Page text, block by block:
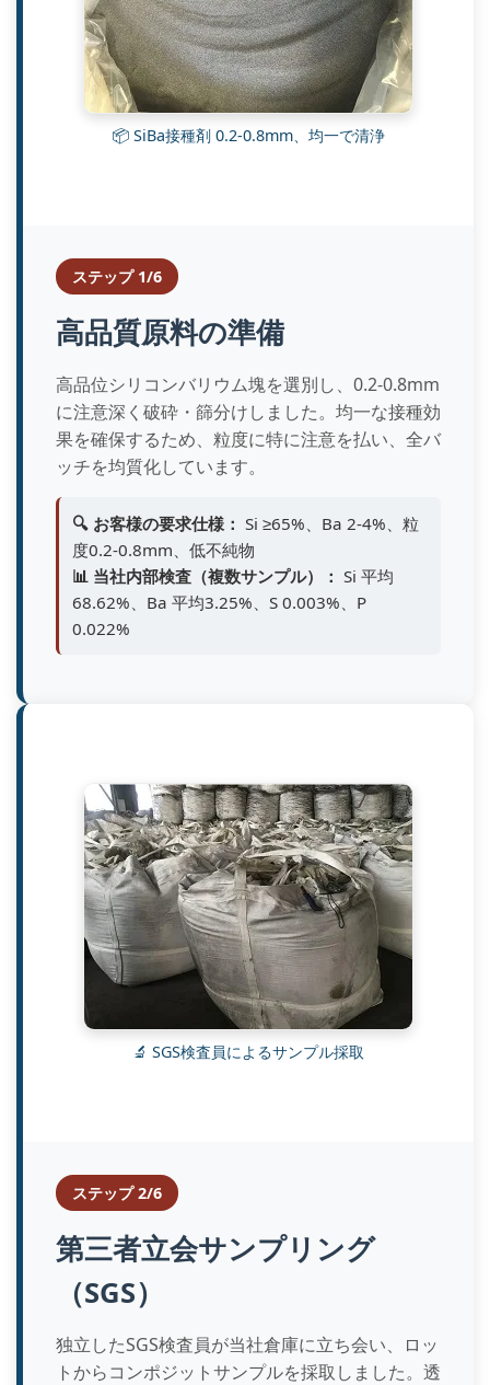
ステップ 1/6
高品質原料の準備
高品位シリコンバリウム塊を選別し、0.2-0.8mm
に注意深く破砕・篩分けしました。均一な接種効
果を確保するため、粒度に特に注意を払い、全バ
ッチを均質化しています。
🔍 お客様の要求仕様： Si ≥65%、Ba 2-4%、粒
度0.2-0.8mm、低不純物
📊 当社内部検査（複数サンプル）： Si 平均
68.62%、Ba 平均3.25%、S 0.003%、P
0.022%
📦 SiBa接種剤 0.2-0.8mm、均一で清浄
ステップ 2/6
第三者立会サンプリング
（SGS）
独立したSGS検査員が当社倉庫に立ち会い、ロッ
トからコンポジットサンプルを採取しました。透
🔬 SGS検査員によるサンプル採取